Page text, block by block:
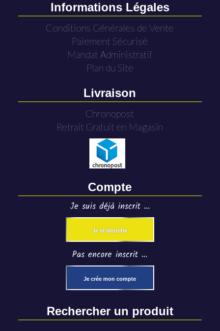
Informations Légales
Conditions Générales de Vente
Paiement Sécurisé
Mandat Administratif
Plan du Site
Livraison
Chronopost
Retrait Gratuit en Magasin
Compte
Je suis déjà inscrit ...
Je m'identifie
Pas encore inscrit ...
Je crée mon compte
Rechercher un produit